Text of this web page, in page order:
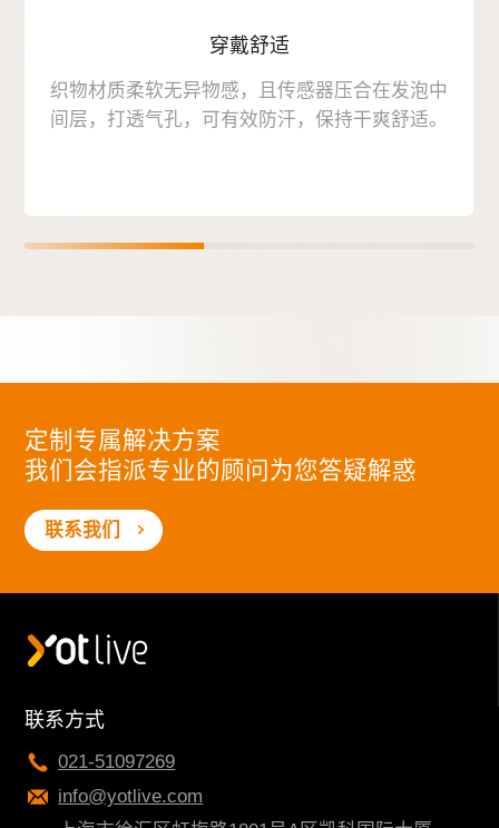
穿戴舒适
织物材质柔软无异物感，且传感器压合在发泡中
间层，打透气孔，可有效防汗，保持干爽舒适。
定制专属解决方案
我们会指派专业的顾问为您答疑解惑
联系我们
联系方式
021-51097269
info@yotlive.com